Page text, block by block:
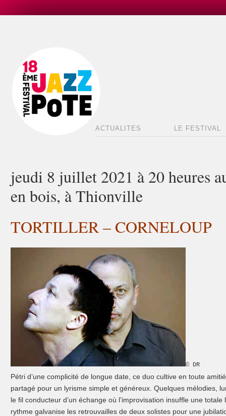
ACTUALITES LE FESTIVAL
jeudi 8 juillet 2021 à 20 heures
en bois, à Thionville
TORTILLER – CORNELOUP
© DR
Pétri d’une complicité de longue date, ce duo cultive en toute
partagé pour un lyrisme simple et généreux. Quelques mélodies,
le fil conducteur d’un échange où l’improvisation insuffle une
rythme galvanise les retrouvailles de deux solistes pour une